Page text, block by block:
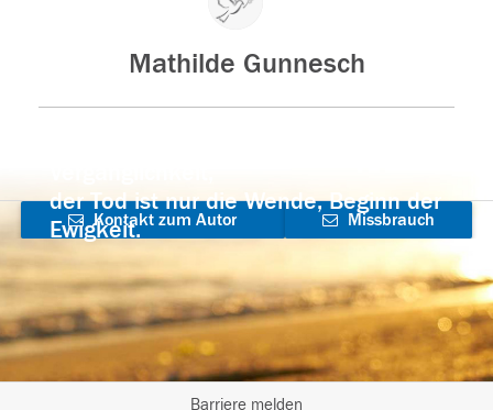
Mathilde Gunnesch
der Tod ist nur die Wende, Beginn der
Ewigkeit.
Kontakt zum Autor
aufnehmen
Missbrauch
Barriere melden